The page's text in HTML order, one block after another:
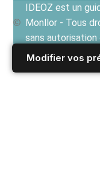
Modifier vos
IDEOZ est un
Monllor - Tous
sans
Voir les Conditions